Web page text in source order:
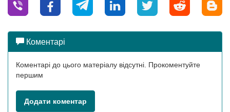
Коментарі
Коментарі до цього матеріалу відсутні. Прокоментуйте
першим
Додати коментар